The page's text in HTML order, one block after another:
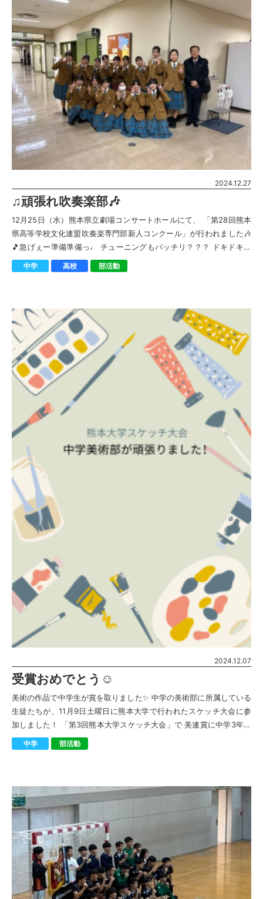
2024.12.27
♫頑張れ吹奏楽部🎶
12月25日（水）熊本県立劇場コンサートホールにて、 「第28回熊本
県高等学校文化連盟吹奏楽専門部新人コンクール」が行われました🎶
🎵急げぇー準備準備っ♩ チューニングもバッチリ？？？ ドキドキの
生徒たち、、、いよいよ本 […]
中学 高校 部活動
2024.12.07
受賞おめでとう☺︎
美術の作品で中学生が賞を取りました✨ 中学の美術部に所属している
生徒たちが、11月9日土曜日に熊本大学で行われたスケッチ大会に参
加しました！ 「第3回熊本大学スケッチ大会」で 美連賞に中学3年生
の深谷珠鈴さん 佳作賞に中 […]
中学 部活動